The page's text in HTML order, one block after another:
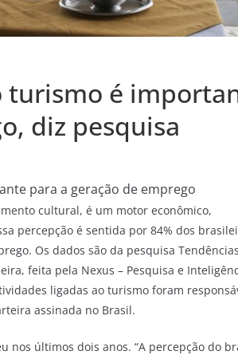
turismo é
diz pesquisa
para a geração de emprego
cultural, é um motor econômico,
percepção é sentida por 84% dos
Os dados são da pesquisa
feita pela Nexus – Pesquisa e
ligadas ao turismo foram
assinada no Brasil.
nos últimos dois anos. “A percepção do